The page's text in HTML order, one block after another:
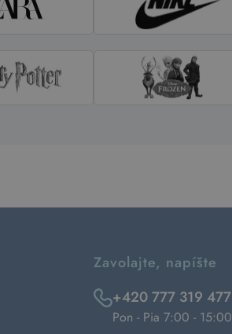
Zavolajte, napíšte
+420 777 319 477
Pon - Pia 7:00 - 15:00